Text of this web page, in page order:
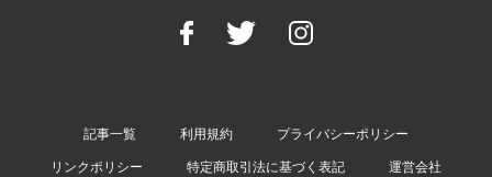
記事一覧 利用規約 プライバシーポリシー
リンクポリシー 特定商取引法に基づく表記 運営会社